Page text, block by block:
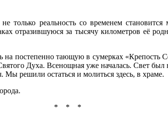
только реальность со временем
отразившуюся за тысячу километров её
на постепенно тающую в сумерках
Духа. Всенощная уже началась. Свет
решили остаться и молиться здесь, в храме.
* * *